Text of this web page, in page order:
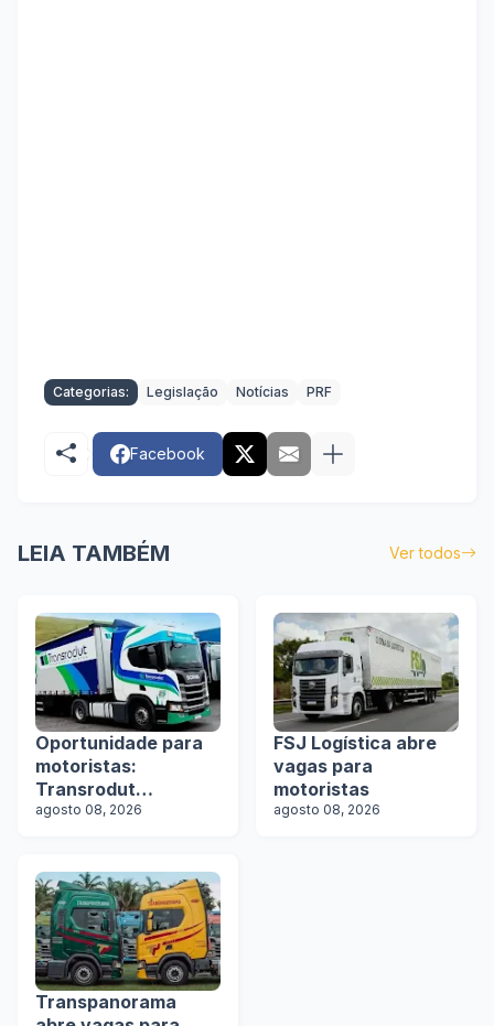
Categorias: Legislação Notícias PRF
Facebook
LEIA TAMBÉM Ver todos
Oportunidade para
motoristas:
Transrodut
Transportes abre
agosto 08, 2026
FSJ Logística abre
vagas para
motoristas
agosto 08, 2026
Transpanorama